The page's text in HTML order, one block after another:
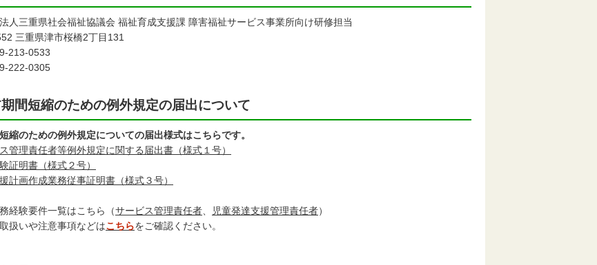
人三重県社会福祉協議会 福祉育成支援課 障害福祉サービス事業所向け研修担当
三重県津市桜橋2丁目131
213-0533
222-0305
間短縮のための例外規定の届出について
縮のための例外規定についての届出様式はこちらです。
管理責任者等例外規定に関する届出書（様式１号）
証明書（様式２号）
計画作成業務従事証明書（様式３号）
経験要件一覧はこちら（サービス管理責任者 児童発達支援管理責任者）
扱いや注意事項などはこちらをご確認ください。